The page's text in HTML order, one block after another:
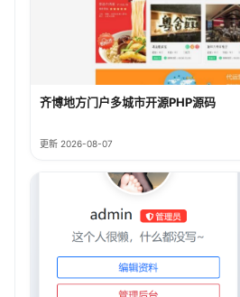
齐博地方门户多城市开源PHP源码
更新 2026-08-07